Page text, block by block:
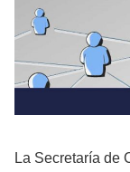
La Secretaría de